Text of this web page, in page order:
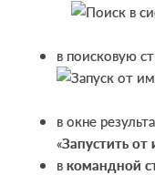
в поисковую
в окне
«Запустить
вкомандной